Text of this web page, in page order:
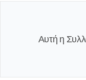
Αυτή η